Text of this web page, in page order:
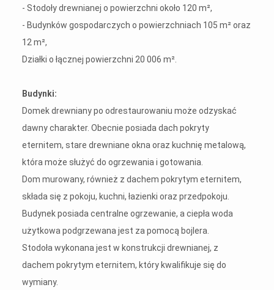
- Stodoły drewnianej o powierzchni około 120 m²,
- Budynków gospodarczych o powierzchniach 105 m² oraz
12 m²,
Działki o łącznej powierzchni 20 006 m².
Budynki:
Domek drewniany po odrestaurowaniu może odzyskać
dawny charakter. Obecnie posiada dach pokryty
eternitem, stare drewniane okna oraz kuchnię metalową,
która może służyć do ogrzewania i gotowania.
Dom murowany, również z dachem pokrytym eternitem,
składa się z pokoju, kuchni, łazienki oraz przedpokoju.
Budynek posiada centralne ogrzewanie, a ciepła woda
użytkowa podgrzewana jest za pomocą bojlera.
Stodoła wykonana jest w konstrukcji drewnianej, z
dachem pokrytym eternitem, który kwalifikuje się do
wymiany.